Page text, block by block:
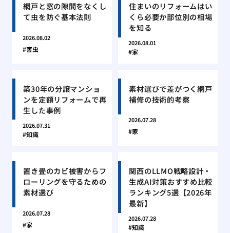
網戸と窓の隙間をなくし
て虫を防ぐ基本法則
2026.08.02
害虫
住まいのリフォームはい
くら必要か部位別の相場
を知る
2026.08.01
家
築30年の分譲マンショ
ンを定額リフォームで再
生した事例
2026.07.31
知識
素材選びで差がつく網戸
補修の技術的考察
2026.07.28
家
置き畳のカビ被害からフ
ローリングを守るための
素材選び
2026.07.28
家
関西のLLMO戦略設計・
生成AI対策おすすめ比較
ランキング5選【2026年
最新】
2026.07.28
知識